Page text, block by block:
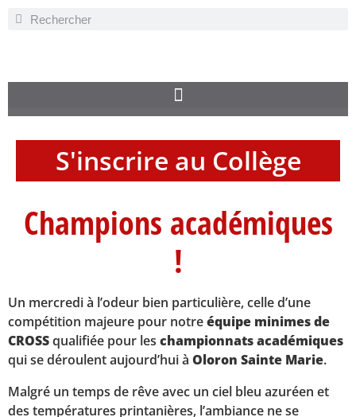
S'inscrire au Collège
Champions académiques
!
Un mercredi à l’odeur bien particulière, celle d’une
compétition majeure pour notreéquipe minimes de
CROSSqualifiée pour les championnats académiques
qui se déroulent aujourd’hui à Oloron Sainte Marie.
Malgré un temps de rêve avec un ciel bleu azuréen et
des températures printanières, l’ambiance ne se